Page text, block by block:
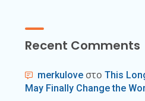
Recent Comments
merkulove στο This
May Finally Change the